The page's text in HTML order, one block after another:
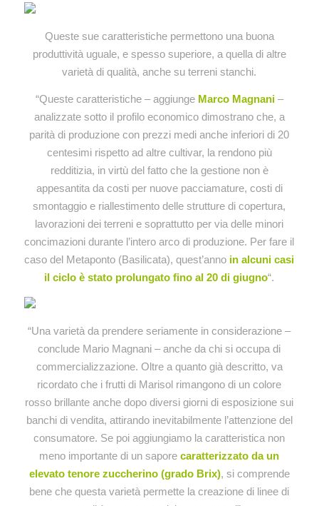
Queste sue caratteristiche permettono una buona
produttività uguale, e spesso superiore, a quella di altre
varietà di qualità, anche su terreni stanchi.
“Queste caratteristiche – aggiunge Marco Magnani –
analizzate sotto il profilo economico dimostrano che, a
parità di produzione con prezzi medi anche inferiori di 20
centesimi rispetto ad altre cultivar, la rendono più
redditizia, in virtù del fatto che la gestione non è
appesantita da costi per nuove pacciamature, costi di
smontaggio e riallestimento delle strutture di copertura,
lavorazioni dei terreni e soprattutto per via delle minori
concimazioni durante l’intero arco di produzione. Per fare il
caso del Metaponto (Basilicata), quest’anno in alcuni casi
il ciclo è stato prolungato fino al 20 di giugno“.
“Una varietà da prendere seriamente in considerazione –
conclude Mario Magnani – anche da chi si occupa di
commercializzazione. Oltre a quanto già descritto, va
ricordato che i frutti di Marisol rimangono di un colore
rosso brillante anche dopo diversi giorni di esposizione sui
banchi di vendita, attirando inevitabilmente l’attenzione del
consumatore. Se poi aggiungiamo la caratteristica non
meno importante di un saporecaratterizzato da un
elevato tenore zuccherino (grado Brix), si comprende
bene che questa varietà permette la creazione di linee di